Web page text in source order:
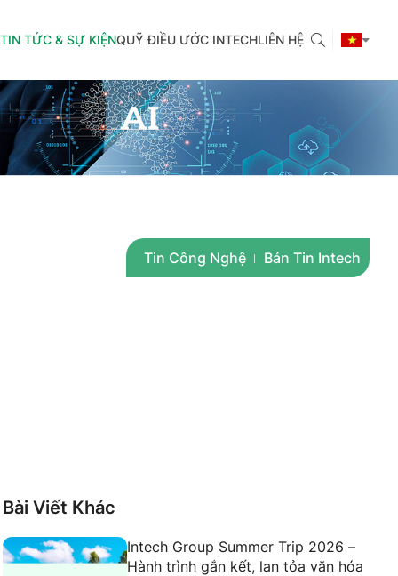
TIN TỨC & SỰ KIỆNQUỸ ĐIỀU ƯỚC INTECHLIÊN HỆ
Tin Công Nghệ Bản Tin Intech
Bài Viết Khác
Intech Group Summer Trip 2026 –
Hành trình gắn kết, lan tỏa văn hóa